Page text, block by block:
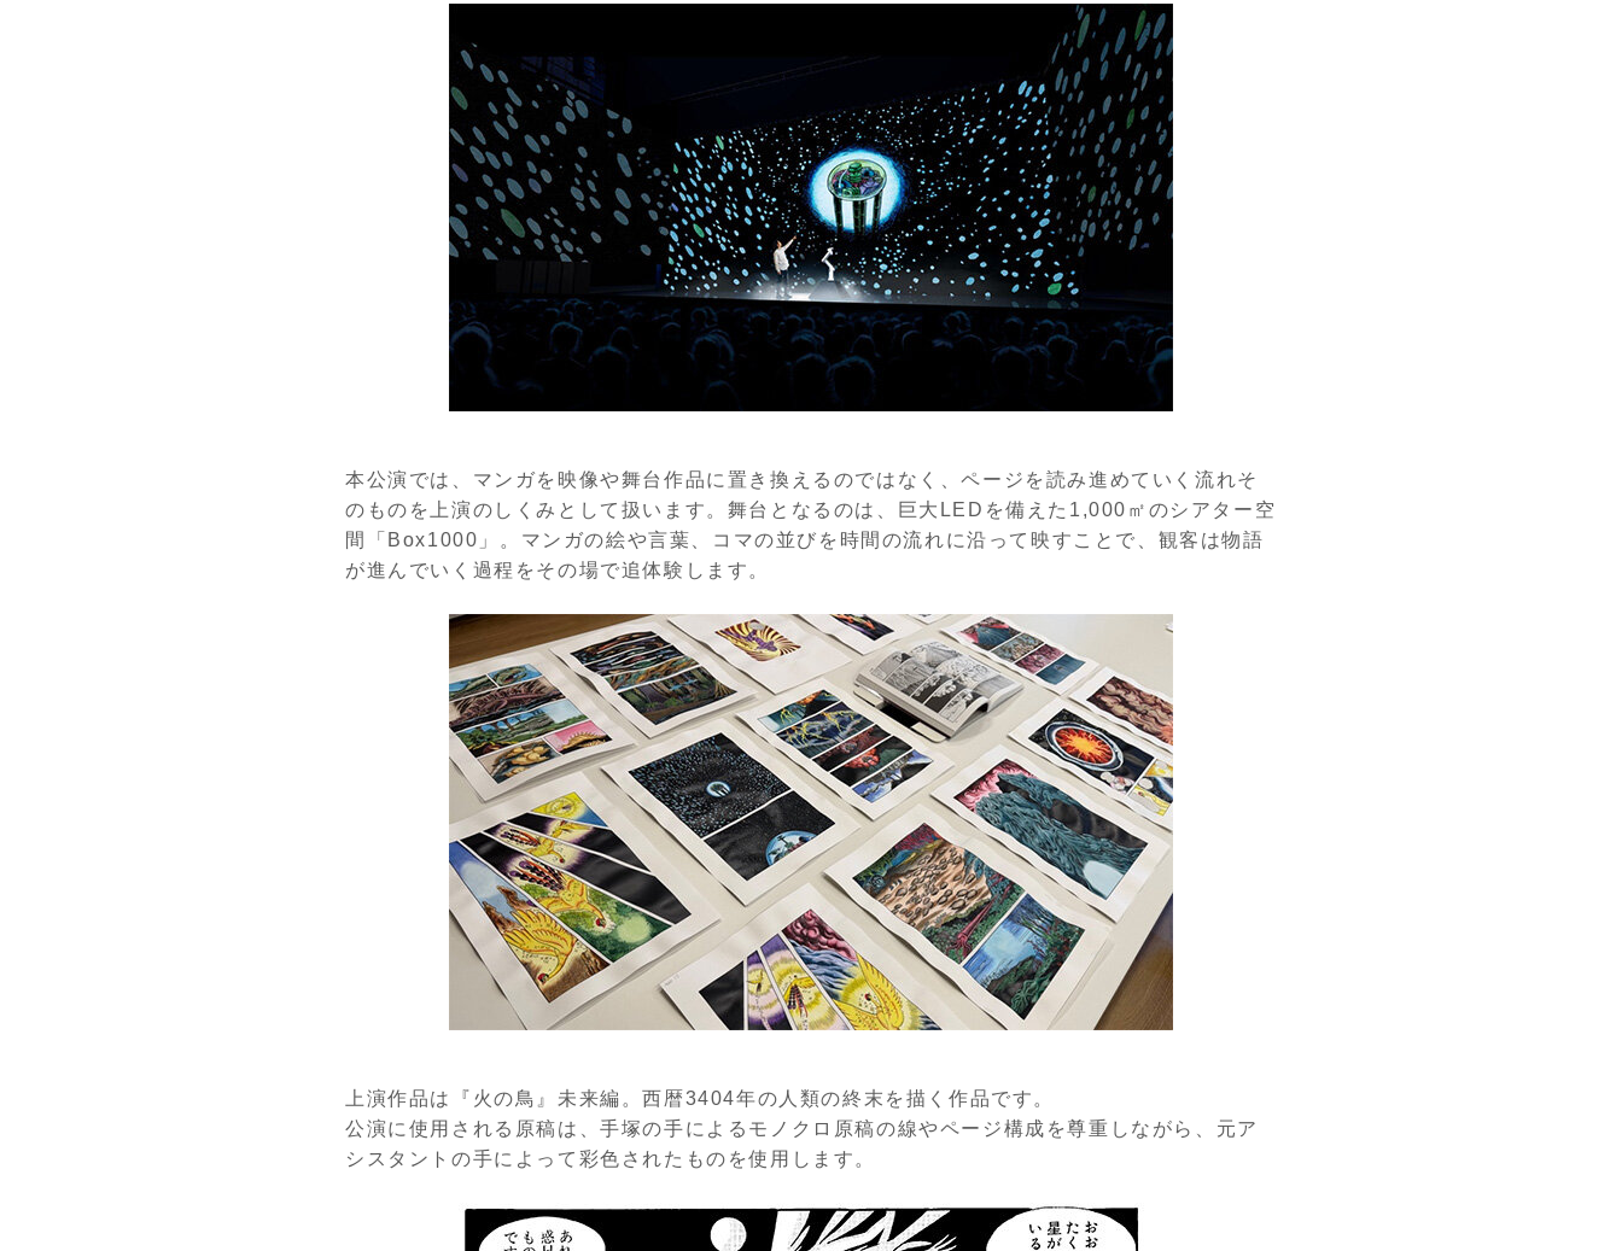
本公演では、マンガを映像や舞台作品に置き換えるのではなく、ページを読み進めていく流れそ
のものを上演のしくみとして扱います。舞台となるのは、巨大LEDを備えた1,000㎡のシアター空
間「Box1000」。マンガの絵や言葉、コマの並びを時間の流れに沿って映すことで、観客は物語
が進んでいく過程をその場で追体験します。
上演作品は『火の鳥』未来編。西暦3404年の人類の終末を描く作品です。
公演に使用される原稿は、手塚の手によるモノクロ原稿の線やページ構成を尊重しながら、元ア
シスタントの手によって彩色されたものを使用します。